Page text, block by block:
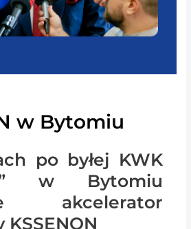
w Bytomiu
po byłej KWK
w Bytomiu
akcelerator